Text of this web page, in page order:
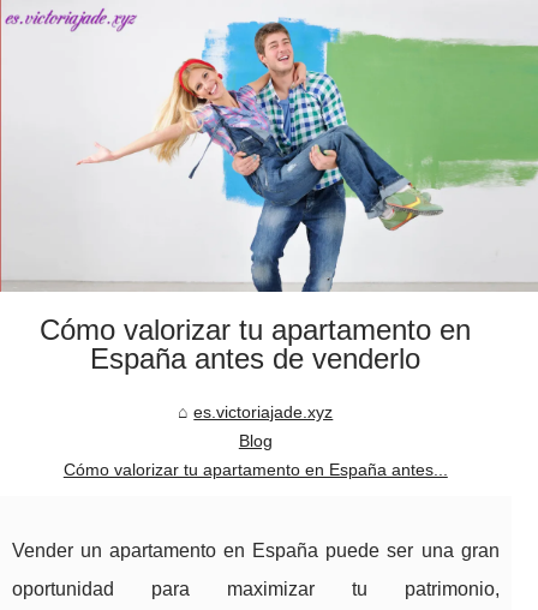
Cómo valorizar tu apartamento en
España antes de venderlo
es.victoriajade.xyz
Blog
Cómo valorizar tu apartamento en España antes...
Vender un apartamento en España puede ser una gran
oportunidad para maximizar tu patrimonio,